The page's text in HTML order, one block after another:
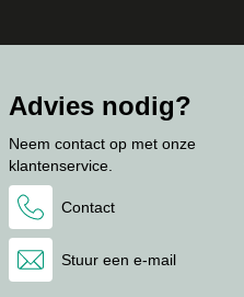
Advies nodig?
Neem contact op met onze
klantenservice.
Contact
Stuur een e-mail